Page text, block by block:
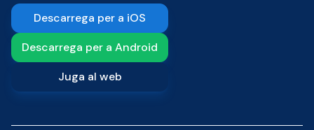
Descarrega per a iOS
Descarrega per a Android
Juga al web